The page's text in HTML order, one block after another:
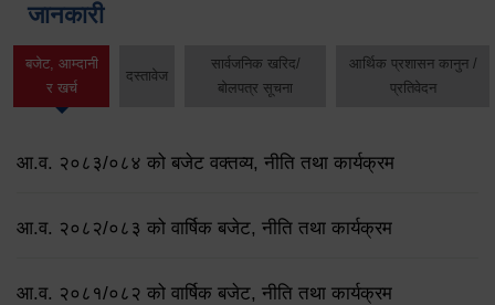
जानकारी
बजेट, आम्दानी
र खर्च
दस्तावेज
सार्वजनिक खरिद/
बोलपत्र सूचना
आर्थिक प्रशासन कानुन /
प्रतिवेदन
आ.व. २०८३/०८४ को बजेट वक्तव्य, नीति तथा कार्यक्रम
आ.व. २०८२/०८३ को वार्षिक बजेट, नीति तथा कार्यक्रम
आ.व. २०८१/०८२ को वार्षिक बजेट, नीति तथा कार्यक्रम